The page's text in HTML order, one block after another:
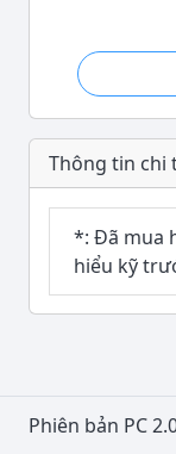
Thông tin chi
*: Đã mua
hiểu kỹ
Phiên bản PC